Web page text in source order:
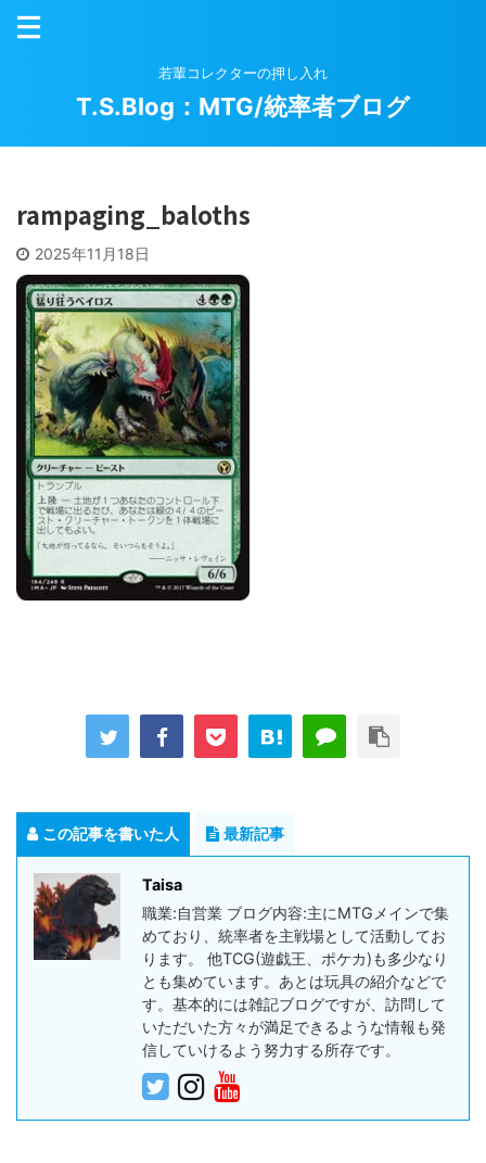
若輩コレクターの押し入れ
T.S.Blog：MTG/統率者ブログ
rampaging_baloths
2025年11月18日
この記事を書いた人 最新記事
Taisa
職業:自営業 ブログ内容:主にMTGメインで集
めており、統率者を主戦場として活動してお
ります。 他TCG(遊戯王、ポケカ)も多少なり
とも集めています。あとは玩具の紹介などで
す。基本的には雑記ブログですが、訪問して
いただいた方々が満足できるような情報も発
信していけるよう努力する所存です。